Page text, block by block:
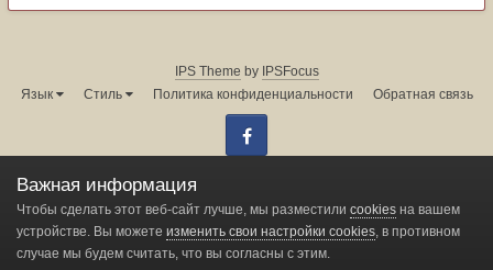
IPS Theme by IPSFocus
Язык
Стиль Политика конфиденциальности Обратная связь
Администрация форума:
Powered by Invision Community
Change privacy settings
Важная информация
Чтобы сделать этот веб-сайт лучше, мы разместили cookies на вашем
устройстве. Вы можете изменить свои настройки cookies, в противном
случае мы будем считать, что вы согласны с этим.